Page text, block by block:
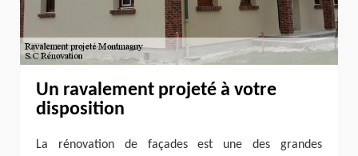
Un ravalement projeté à votre
disposition
La rénovation de façades est une des grandes